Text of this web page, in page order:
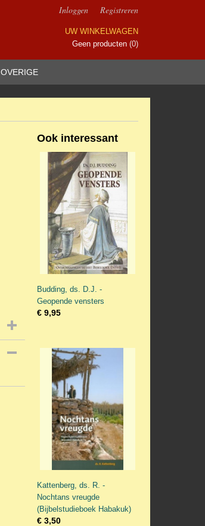
Inloggen Registreren
UW WINKELWAGEN
Geen producten (0)
OVERIGE
Ook interessant
Budding, ds. D.J. -
Geopende vensters
€ 9,95
Kattenberg, ds. R. -
Nochtans vreugde
(Bijbelstudieboek Habakuk)
€ 3,50